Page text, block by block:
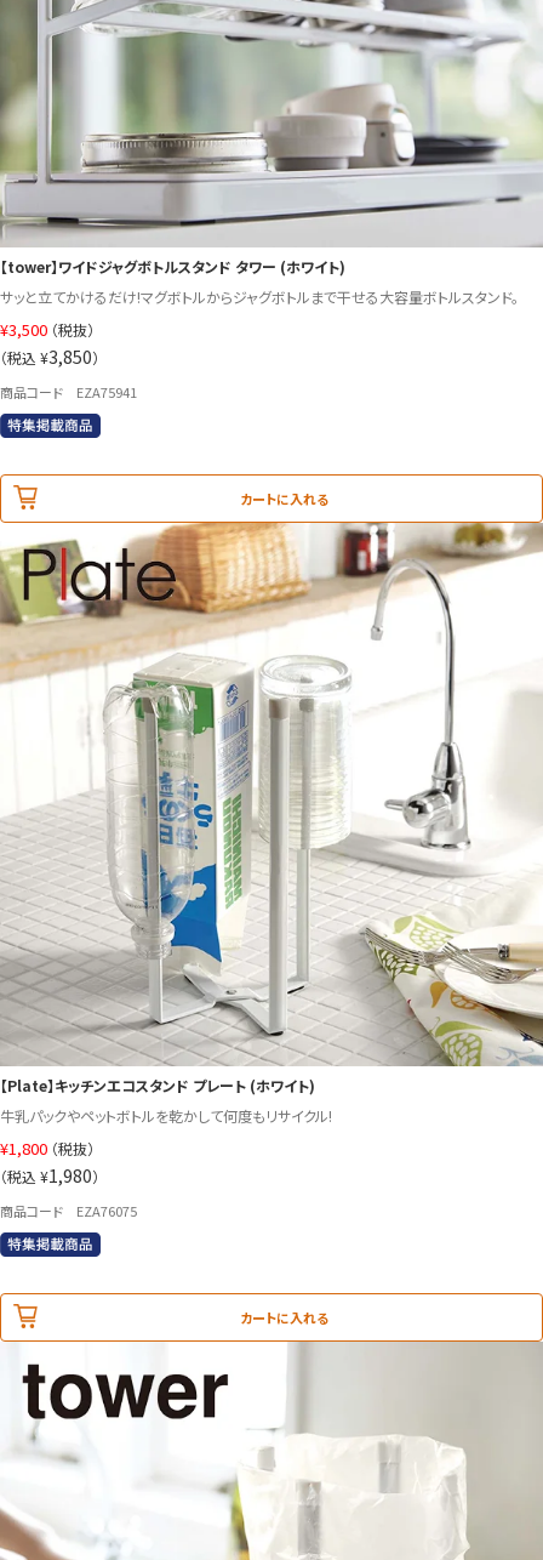
【tower】ワイドジャグボトルスタンド タワー (ホワイト)
サッと立てかけるだけ!マグボトルからジャグボトルまで干せる大容量ボトルスタンド。
¥3,500 （税抜）
（税込 ¥3,850）
商品コード EZA75941
カートに入れる
【Plate】キッチンエコスタンド プレート (ホワイト)
牛乳パックやペットボトルを乾かして何度もリサイクル!
¥1,800 （税抜）
（税込 ¥1,980）
商品コード EZA76075
カートに入れる